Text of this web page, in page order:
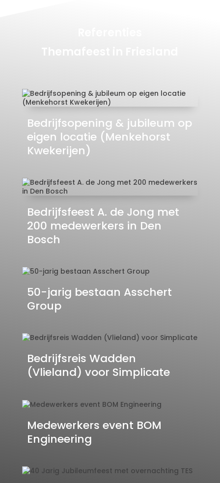
Bedrijfsopening & jubileum op
eigen locatie (Menkehorst
Kwekerijen)
Bedrijfsfeest A. de Jong met
200 medewerkers in Den
Bosch
50-jarig bestaan Asschert
Group
Bedrijfsreis Wadden
(Vlieland) voor Simplicate
Medewerkers event BOM
Engineering